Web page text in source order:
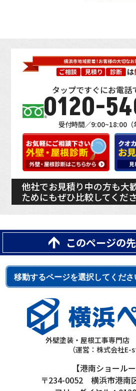
タップですぐにお電話
0120-
受付時間／9:00~18:00（
他社でお見積り中の方も大
ためにもぜひ比較してくだ
このページの
外壁塗装・屋根工事専門店
（運営：株式会社E-
【港南ショールー
〒234-0052 横浜市港南